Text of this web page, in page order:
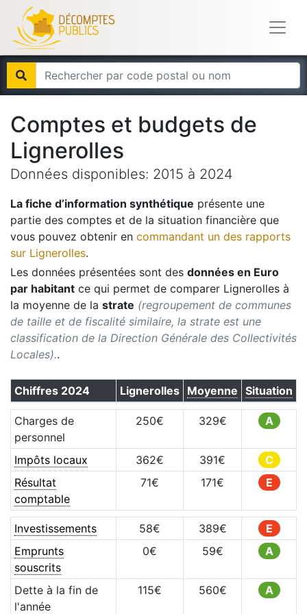
Comptes et budgets de
Lignerolles
Données disponibles: 2015 à 2024
La fiche d’information synthétique présente une
partie des comptes et de la situation financière que
vous pouvez obtenir en commandant un des rapports
sur Lignerolles.
Les données présentées sont des données en Euro
par habitant ce qui permet de comparer Lignerolles à
la moyenne de la strate (regroupement de communes
de taille et de fiscalité similaire, la strate est une
classification de la Direction Générale des Collectivités
Locales)..
Chiffres 2024 Lignerolles Moyenne Situation
Charges de
personnel
250€ 329€ A
Impôts locaux 362€ 391€
C
Résultat
comptable
71€ 171€ E
Investissements 58€ 389€
E
Emprunts
souscrits
0€ 59€ A
Dette à la fin de
l'année
115€ 560€ A